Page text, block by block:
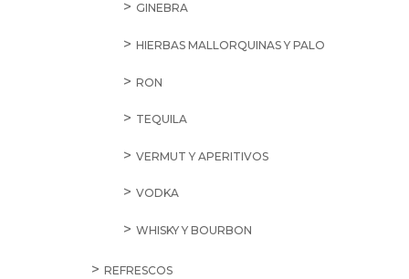
GINEBRA
HIERBAS MALLORQUINAS Y PALO
RON
TEQUILA
VERMUT Y APERITIVOS
VODKA
WHISKY Y BOURBON
REFRESCOS